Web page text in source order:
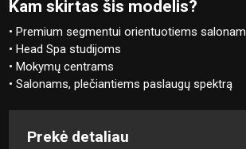
Kam skirtas šis modelis?
• Premium segmentui orientuotiems
• Head Spa studijoms
• Mokymų centrams
• Salonams, plečiantiems paslaugų spektrą
Prekė detaliau